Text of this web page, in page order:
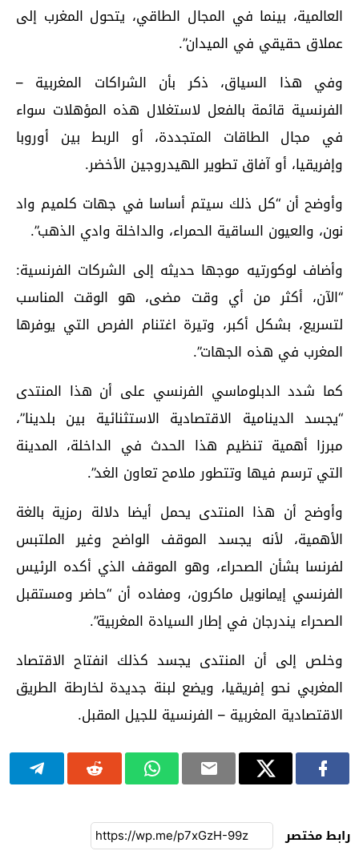
العالمية، بينما في المجال الطاقي، يتحول المغرب إلى
عملاق حقيقي في الميدان”.
وفي هذا السياق، ذكر بأن الشراكات المغربية –
الفرنسية قائمة بالفعل لاستغلال هذه المؤهلات سواء
في مجال الطاقات المتجددة، أو الربط بين أوروبا
وإفريقيا، أو آفاق تطوير الهيدروجين الأخضر.
وأوضح أن “كل ذلك سيتم أساسا في جهات كلميم واد
نون، والعيون الساقية الحمراء، والداخلة وادي الذهب”.
وأضاف لوكورتيه موجها حديثه إلى الشركات الفرنسية:
“الآن، أكثر من أي وقت مضى، هو الوقت المناسب
لتسريع، بشكل أكبر، وتيرة اغتنام الفرص التي يوفرها
المغرب في هذه الجهات”.
كما شدد الدبلوماسي الفرنسي على أن هذا المنتدى
“يجسد الدينامية الاقتصادية الاستثنائية بين بلدينا”،
مبرزا أهمية تنظيم هذا الحدث في الداخلة، المدينة
التي ترسم فيها وتتطور ملامح تعاون الغد”.
وأوضح أن هذا المنتدى يحمل أيضا دلالة رمزية بالغة
الأهمية، لأنه يجسد الموقف الواضح وغير الملتبس
لفرنسا بشأن الصحراء، وهو الموقف الذي أكده الرئيس
الفرنسي إيمانويل ماكرون، ومفاده أن “حاضر ومستقبل
الصحراء يندرجان في إطار السيادة المغربية”.
وخلص إلى أن المنتدى يجسد كذلك انفتاح الاقتصاد
المغربي نحو إفريقيا، ويضع لبنة جديدة لخارطة الطريق
الاقتصادية المغربية – الفرنسية للجيل المقبل.
رابط مختصر